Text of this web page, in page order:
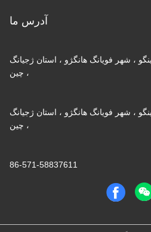
آدرس ما
، شهر فویانگ هانگژو ، استان ژجیانگ
، چین
، شهر فویانگ هانگژو ، استان ژجیانگ
، چین
86-571-58837611